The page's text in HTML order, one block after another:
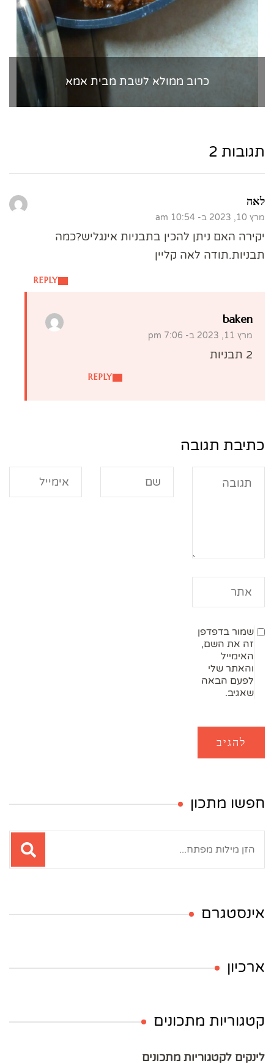
כרוב ממולא לשבת מבית אמא
תגובות 2
לאה
מרץ 10, 2023 ב- 10:54 am
REPLY
יקירה האם ניתן להכין בתבניות אינגליש?כמה
תבניות.תודה לאה קליין
baken
מרץ 11, 2023 ב- 7:06 pm
REPLY
2 תבניות
כתיבת תגובה
שמור בדפדפן
זה את השם,
האימייל
והאתר שלי
לפעם הבאה
שאגיב.
חפשו מתכון
אינסטגרם
ארכיון
קטגוריות מתכונים
לינקים לקטגוריות מתכונים